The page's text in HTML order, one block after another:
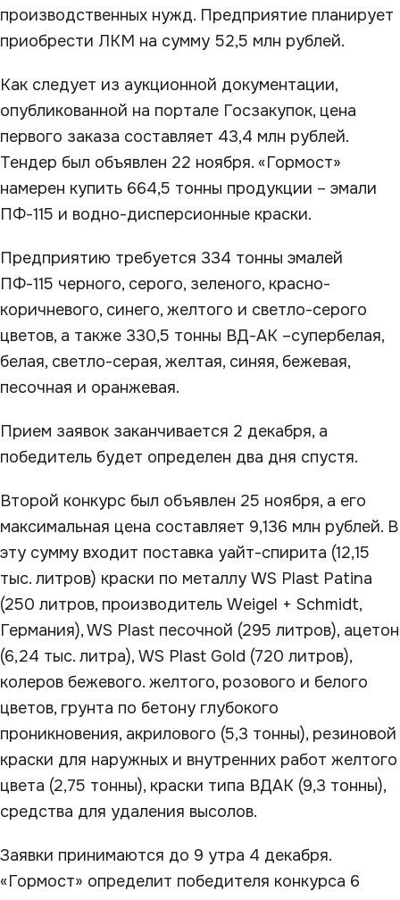
производственных нужд. Предприятие планирует
приобрести ЛКМ на сумму 52,5 млн рублей.
Как следует из аукционной документации,
опубликованной на портале Госзакупок, цена
первого заказа составляет 43,4 млн рублей.
Тендер был объявлен 22 ноября. «Гормост»
намерен купить 664,5 тонны продукции – эмали
ПФ-115 и водно-дисперсионные краски.
Предприятию требуется 334 тонны эмалей
ПФ-115 черного, серого, зеленого, красно-
коричневого, синего, желтого и светло-серого
цветов, а также 330,5 тонны ВД-АК –супербелая,
белая, светло-серая, желтая, синяя, бежевая,
песочная и оранжевая.
Прием заявок заканчивается 2 декабря, а
победитель будет определен два дня спустя.
Второй конкурс был объявлен 25 ноября, а его
максимальная цена составляет 9,136 млн рублей. В
эту сумму входит поставка уайт-спирита (12,15
тыс. литров) краски по металлу WS Plast Patina
(250 литров, производитель Weigel + Schmidt,
Германия), WS Plast песочной (295 литров), ацетон
(6,24 тыс. литра), WS Plast Gold (720 литров),
колеров бежевого. желтого, розового и белого
цветов, грунта по бетону глубокого
проникновения, акрилового (5,3 тонны), резиновой
краски для наружных и внутренних работ желтого
цвета (2,75 тонны), краски типа ВДАК (9,3 тонны),
средства для удаления высолов.
Заявки принимаются до 9 утра 4 декабря.
«Гормост» определит победителя конкурса 6